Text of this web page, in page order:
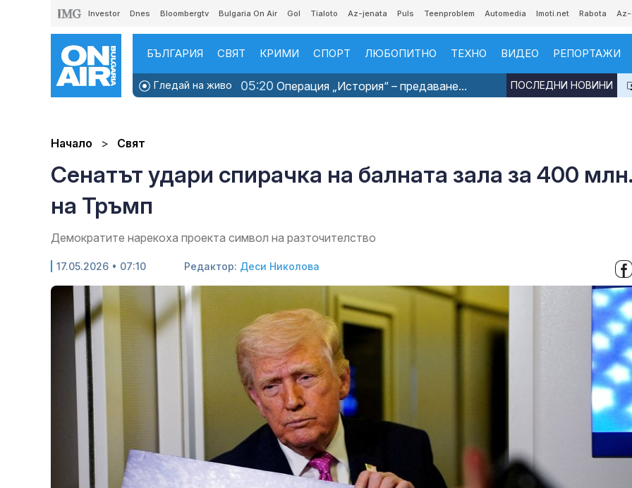
Investor Dnes Bloombergtv Bulgaria On Air Gol Tialoto Az-jenata Puls Teenproblem Automedia Imoti.net Rabota
БЪЛГАРИЯ СВЯТ КРИМИ СПОРТ ЛЮБОПИТНО ТЕХНО ВИДЕО РЕПОРТАЖИ
Гледай на живо 05:20 Операция „История“ – предаване... ПОСЛЕДНИ НОВИНИ
Начало Свят
Сенатът удари спирачка на балната зала за 400 млн.
на Тръмп
Демократите нарекоха проекта символ на разточителство
17.05.2026 • 07:10 Редактор: Деси Николова